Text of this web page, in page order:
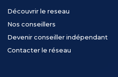
Découvrir le reseau
Nos conseillers
Devenir conseiller indépendant
Contacter le réseau